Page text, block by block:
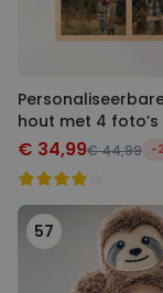
hout met 4 foto’s
€ 34,99€ 44,99 -
57